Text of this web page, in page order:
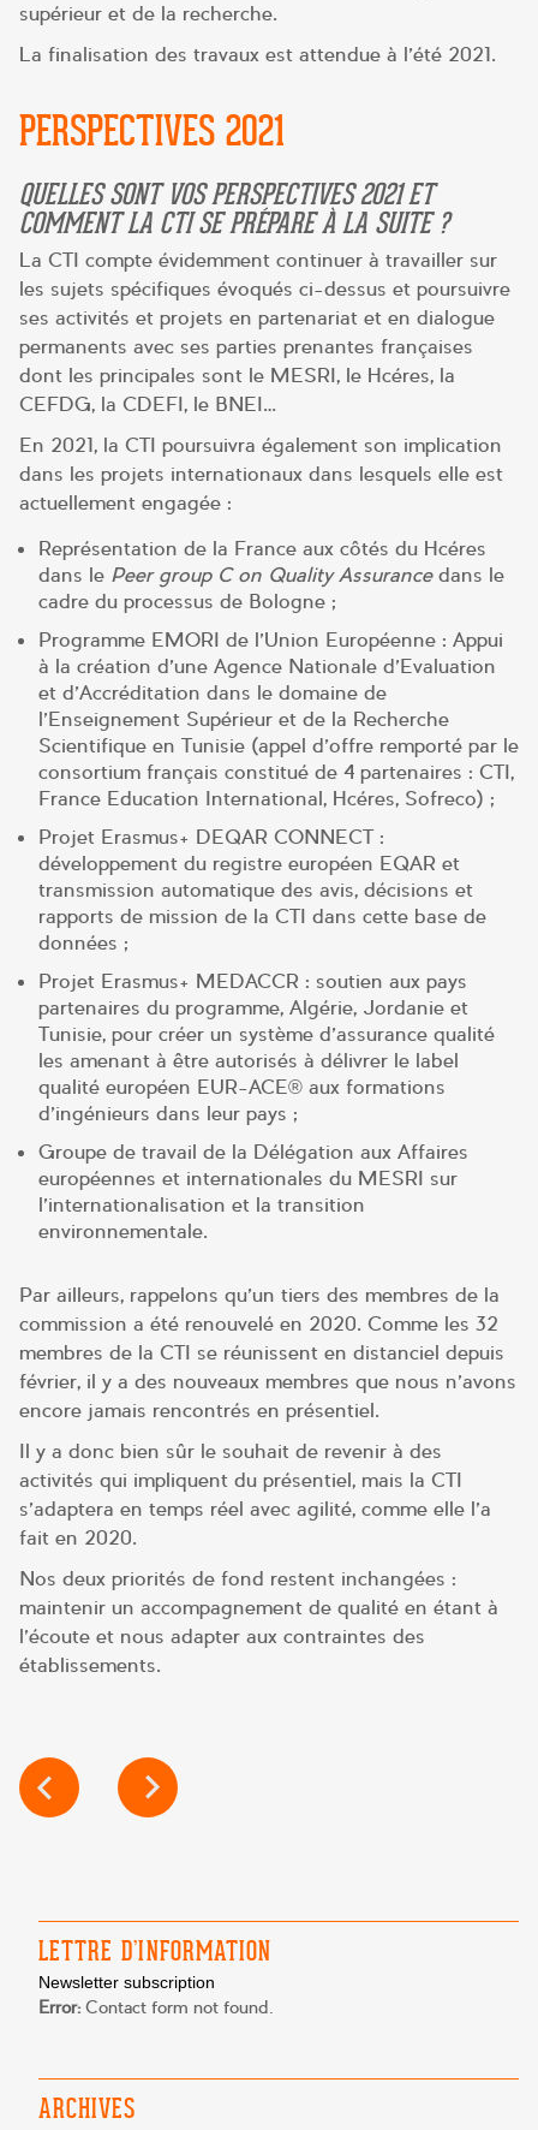
supérieur et de la recherche.
La finalisation des travaux est attendue à l’été 2021.
PERSPECTIVES 2021
QUELLES SONT VOS PERSPECTIVES 2021 ET
COMMENT LA CTI SE PRÉPARE À LA SUITE ?
La CTI compte évidemment continuer à travailler sur
les sujets spécifiques évoqués ci-dessus et poursuivre
ses activités et projets en partenariat et en dialogue
permanents avec ses parties prenantes françaises
dont les principales sont le MESRI, le Hcéres, la
CEFDG, la CDEFI, le BNEI…
En 2021, la CTI poursuivra également son implication
dans les projets internationaux dans lesquels elle est
actuellement engagée :
Représentation de la France aux côtés du Hcéres
dans le Peer group C on Quality Assurancedans le
cadre du processus de Bologne ;
Programme EMORI de l’Union Européenne : Appui
à la création d’une Agence Nationale d’Evaluation
et d’Accréditation dans le domaine de
l’Enseignement Supérieur et de la Recherche
Scientifique en Tunisie (appel d’offre remporté par le
consortium français constitué de 4 partenaires : CTI,
France Education International, Hcéres, Sofreco) ;
Projet Erasmus+ DEQAR CONNECT :
développement du registre européen EQAR et
transmission automatique des avis, décisions et
rapports de mission de la CTI dans cette base de
données ;
Projet Erasmus+ MEDACCR : soutien aux pays
partenaires du programme, Algérie, Jordanie et
Tunisie, pour créer un système d’assurance qualité
les amenant à être autorisés à délivrer le label
qualité européen EUR-ACE® aux formations
d’ingénieurs dans leur pays ;
Groupe de travail de la Délégation aux Affaires
européennes et internationales du MESRI sur
l’internationalisation et la transition
environnementale.
Par ailleurs, rappelons qu’un tiers des membres de la
commission a été renouvelé en 2020. Comme les 32
membres de la CTI se réunissent en distanciel depuis
février, il y a des nouveaux membres que nous n’avons
encore jamais rencontrés en présentiel.
Il y a donc bien sûr le souhait de revenir à des
activités qui impliquent du présentiel, mais la CTI
s’adaptera en temps réel avec agilité, comme elle l’a
fait en 2020.
Nos deux priorités de fond restent inchangées :
maintenir un accompagnement de qualité en étant à
l’écoute et nous adapter aux contraintes des
établissements.
POST
NAVIGATION
LETTRE D’INFORMATION
Newsletter subscription
Error: Contact form not found.
ARCHIVES